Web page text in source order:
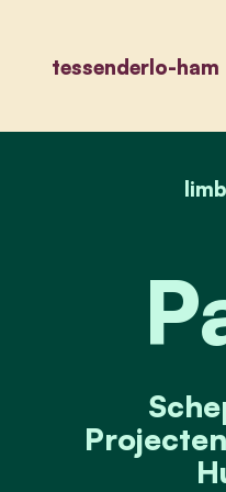
tessenderlo-ham